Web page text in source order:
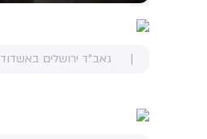
גאב"ד ירושלים באשדוד